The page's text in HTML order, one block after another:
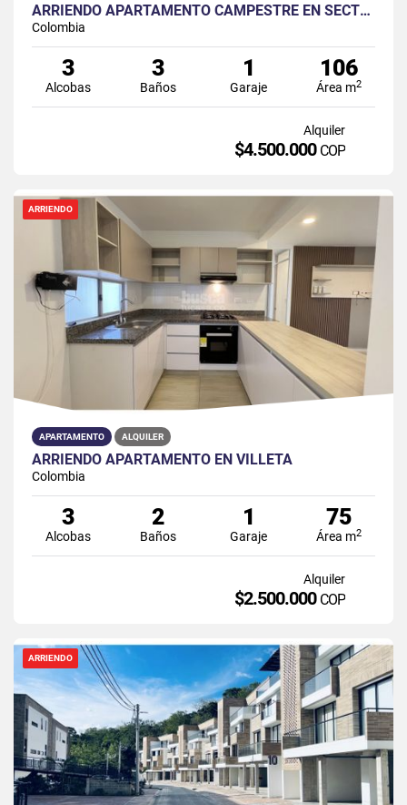
ARRIENDO APARTAMENTO CAMPESTRE EN SECTOR PAYANDE
Colombia
3
Alcobas
3
Baños
1
Garaje
106
Área m2
Alquiler
$4.500.000 COP
ARRIENDO
APARTAMENTO ALQUILER
ARRIENDO APARTAMENTO EN VILLETA
Colombia
3
Alcobas
2
Baños
1
Garaje
75
Área m2
Alquiler
$2.500.000 COP
ARRIENDO